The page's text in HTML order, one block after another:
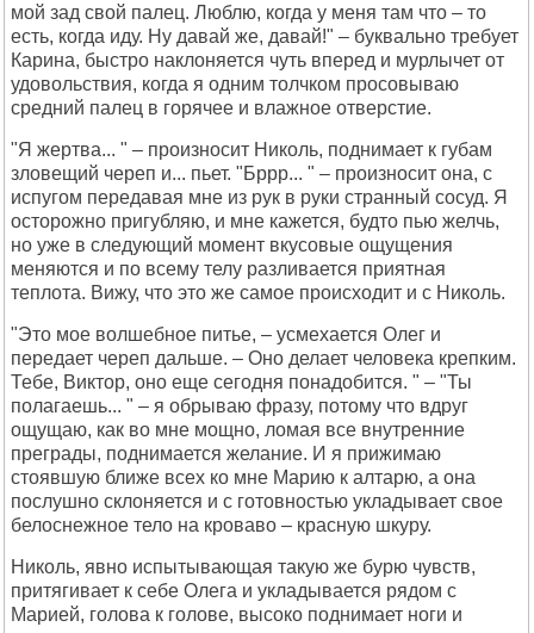
мой зад свой палец. Люблю, когда у меня там что – то
есть, когда иду. Ну давай же, давай!" – буквально требует
Карина, быстро наклоняется чуть вперед и мурлычет от
удовольствия, когда я одним толчком просовываю
средний палец в горячее и влажное отверстие.
"Я жертва... " – произносит Николь, поднимает к губам
зловещий череп и... пьет. "Бррр... " – произносит она, с
испугом передавая мне из рук в руки странный сосуд. Я
осторожно пригубляю, и мне кажется, будто пью желчь,
но уже в следующий момент вкусовые ощущения
меняются и по всему телу разливается приятная
теплота. Вижу, что это же самое происходит и с Николь.
"Это мое волшебное питье, – усмехается Олег и
передает череп дальше. – Оно делает человека крепким.
Тебе, Виктор, оно еще сегодня понадобится. " – "Ты
полагаешь... " – я обрываю фразу, потому что вдруг
ощущаю, как во мне мощно, ломая все внутренние
преграды, поднимается желание. И я прижимаю
стоявшую ближе всех ко мне Марию к алтарю, а она
послушно склоняется и с готовностью укладывает свое
белоснежное тело на кроваво – красную шкуру.
Николь, явно испытывающая такую же бурю чувств,
притягивает к себе Олега и укладывается рядом с
Марией, голова к голове, высоко поднимает ноги и